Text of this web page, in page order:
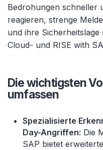
Bedrohungen schneller
reagieren, strenge
und ihre
Cloud- und RISE with
Die wichtigsten
umfassen
Spezialisierte
Day-Angriffen: Die
SAP bietet